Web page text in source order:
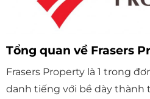
Tổng quan về Frasers
Frasers Property là 1 trong
danh tiếng với bề dày thành